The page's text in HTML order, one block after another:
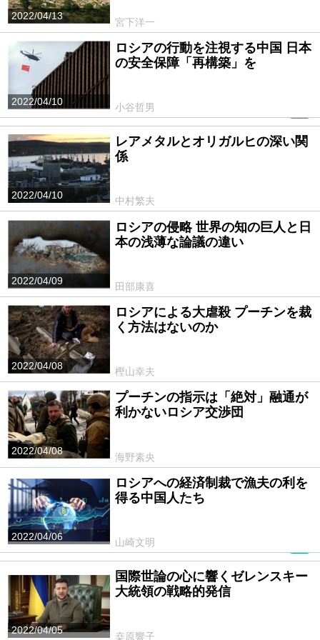
2022/04/13
宮下洋一
2022/04/10
ロシアの行動を注視する中国 日本
の安全保障「再構築」を
小谷哲男
2022/04/10
レアメタルとオリガルヒの深い関
係
中村繁夫
2022/04/09
ロシアの侵略 世界の知の巨人と日
本の浅薄な論議の違い
田部康喜
2022/04/08
ロシアによる大虐殺 プーチンを裁
く方法はないのか
樫山幸夫
2022/04/08
プーチンの指示は「絶対」融通が
利かないロシア交渉団
海野素央
2022/04/06
ロシアへの経済制裁で漁夫の利を
得る中国人たち
山崎文明
2022/04/05
国際世論の心に響くゼレンスキー
大統領の戦略的発信
桒原響子